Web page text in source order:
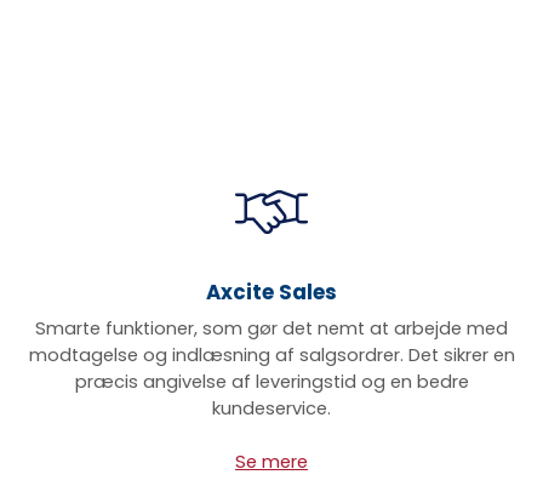
Axcite Sales
Smarte funktioner, som gør det nemt at arbejde med
modtagelse og indlæsning af salgsordrer. Det sikrer en
præcis angivelse af leveringstid og en bedre
kundeservice.
Se mere